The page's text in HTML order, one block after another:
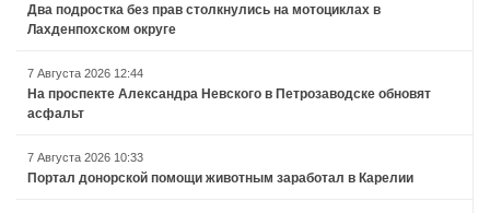
Два подростка без прав столкнулись на мотоциклах в
Лахденпохском округе
7 Августа 2026 12:44
На проспекте Александра Невского в Петрозаводске обновят
асфальт
7 Августа 2026 10:33
Портал донорской помощи животным заработал в Карелии